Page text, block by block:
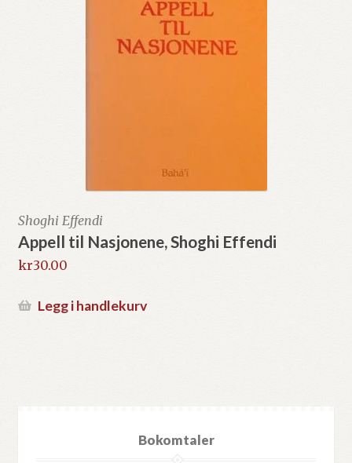
Shoghi Effendi
Appell til Nasjonene, Shoghi Effendi
kr30.00
Legg i handlekurv
Bokomtaler